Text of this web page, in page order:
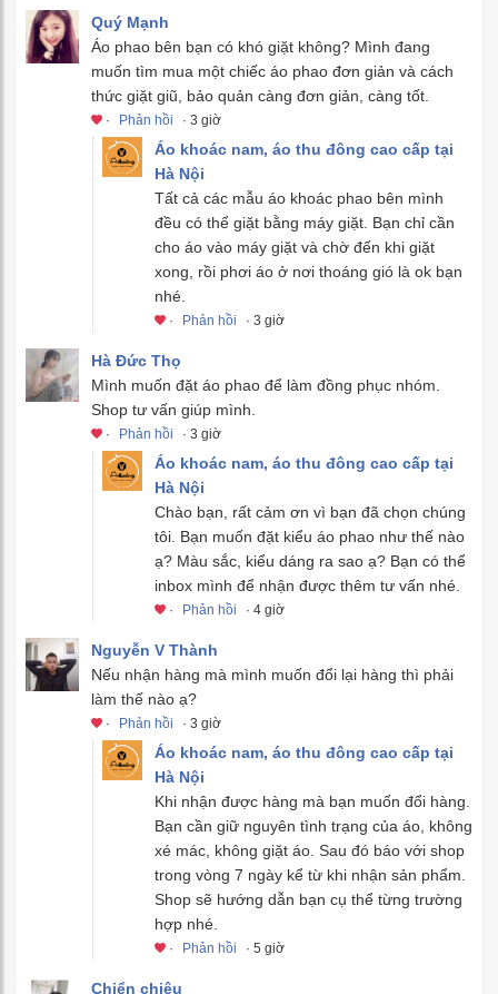
Quý Mạnh
Áo phao bên bạn có khó giặt không? Mình đang
muốn tìm mua một chiếc áo phao đơn giản và cách
thức giặt giũ, bảo quản càng đơn giản, càng tốt.
· Phản hồi · 3 giờ
Áo khoác nam, áo thu đông cao cấp tại
Hà Nội
Tất cả các mẫu áo khoác phao bên mình
đều có thể giặt bằng máy giặt. Bạn chỉ cần
cho áo vào máy giặt và chờ đến khi giặt
xong, rồi phơi áo ở nơi thoáng gió là ok bạn
nhé.
· Phản hồi · 3 giờ
Hà Đức Thọ
Mình muốn đặt áo phao để làm đồng phục nhóm.
Shop tư vấn giúp mình.
· Phản hồi · 3 giờ
Áo khoác nam, áo thu đông cao cấp tại
Hà Nội
Chào bạn, rất cảm ơn vì bạn đã chọn chúng
tôi. Bạn muốn đặt kiểu áo phao như thế nào
ạ? Màu sắc, kiểu dáng ra sao ạ? Bạn có thể
inbox mình để nhận được thêm tư vấn nhé.
· Phản hồi · 4 giờ
Nguyễn V Thành
Nếu nhận hàng mà mình muốn đổi lại hàng thì phải
làm thế nào ạ?
· Phản hồi · 3 giờ
Áo khoác nam, áo thu đông cao cấp tại
Hà Nội
Khi nhận được hàng mà bạn muốn đổi hàng.
Bạn cần giữ nguyên tình trạng của áo, không
xé mác, không giặt áo. Sau đó báo với shop
trong vòng 7 ngày kể từ khi nhận sản phẩm.
Shop sẽ hướng dẫn bạn cụ thể từng trường
hợp nhé.
· Phản hồi · 5 giờ
Chiển chiêu